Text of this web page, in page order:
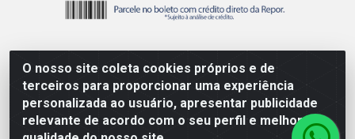
O nosso site coleta cookies próprios e de
terceiros para proporcionar uma experiência
personalizada ao usuário, apresentar publicidade
relevante de acordo com o seu perfil e melhorar a
AMEV IMPORTADORA E DISTRIBUIDORA LTDA - Rodovia
MG-050 km 136 S/N - Cacôco de Cima, Divinópolis/MG -
CEP 35.500-970 – CNPJ 41.747.346/0001-35